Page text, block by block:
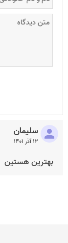
سلیمان
۱۲ آذر ۱۴۰۱
بهترین هستین